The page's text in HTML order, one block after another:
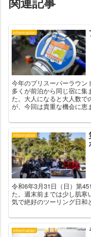
information
今年のプリスーパーラウン
多くが前泊から同じ宿に集
た。大人になると大人数で
が、今回は貴重な機会に
information
令和6年3月31日（日）第
た。週末前までは少し肌
気で絶好のツーリング日
information